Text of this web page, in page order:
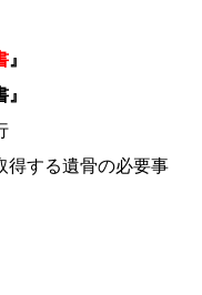
』
得する遺骨の必要事